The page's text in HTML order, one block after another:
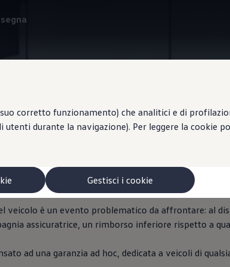
corretto funzionamento) che analitici e di
durante la navigazione). Per leggere la cookie
Gestisci i cookie
veicolo è un evento problematico da affrontare: al
assicuratrice, un rimborso inferiore rispetto a
ad una garanzia ad hoc, dedicata a veicoli di